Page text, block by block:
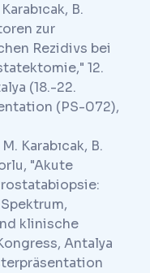
B.
zur
Rezidivs bei
12.
(18.-22.
(PS-072),
Karabıcak, B.
"Akute
klinische
Antalya